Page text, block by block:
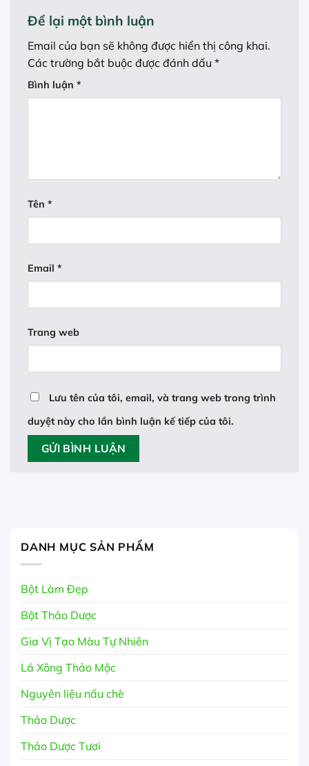
Để lại một bình luận
Email của bạn sẽ không được hiển thị công khai.
Các trường bắt buộc được đánh dấu *
Bình luận *
Tên *
Email *
Trang web
Lưu tên của tôi, email, và trang web trong trình
duyệt này cho lần bình luận kế tiếp của tôi.
DANH MỤC SẢN PHẨM
Bột Làm Đẹp
Bột Thảo Dược
Gia Vị Tạo Màu Tự Nhiên
Lá Xông Thảo Mộc
Nguyên liệu nấu chè
Thảo Dược
Thảo Dược Tươi